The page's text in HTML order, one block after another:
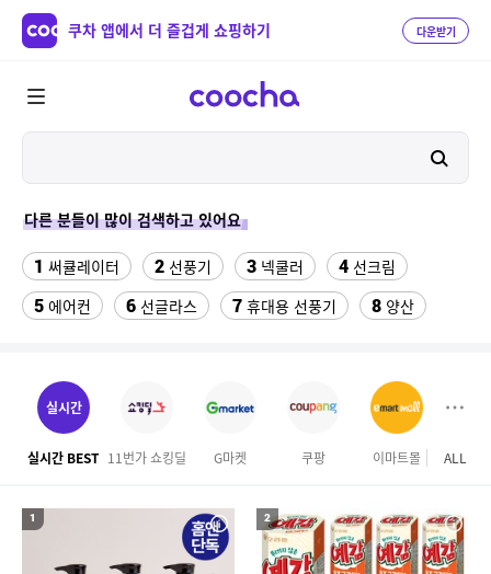
쿠차 앱에서 더 즐겁게 쇼핑하기 다운받기
다른 분들이 많이 검색하고 있어요
1 써큘레이터 2 선풍기 3 넥쿨러 4 선크림
5 에어컨 6 선글라스 7 휴대용 선풍기 8 양산
12 팔찌부자재
14 롯데월드 자유이용권 16 엄마옷
17 엘칸토 18 kfc 19 슬리퍼
성인용세발자전거중고
ALL
실시간
실시간 BEST 11번가 쇼킹딜 G마켓 쿠팡 이마트몰
1 2